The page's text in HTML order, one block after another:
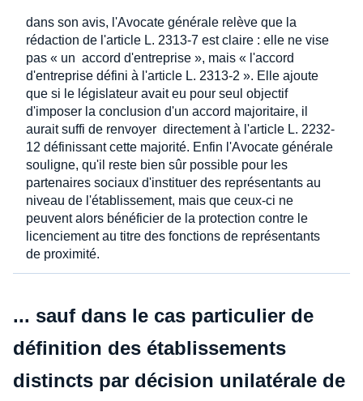
dans son avis, l'Avocate générale relève que la
rédaction de l'article L. 2313-7 est claire : elle ne vise
pas « un accord d'entreprise », mais « l'accord
d'entreprise défini à l'article L. 2313-2 ». Elle ajoute
que si le législateur avait eu pour seul objectif
d'imposer la conclusion d'un accord majoritaire, il
aurait suffi de renvoyer directement à l'article L. 2232-
12 définissant cette majorité. Enfin l'Avocate générale
souligne, qu'il reste bien sûr possible pour les
partenaires sociaux d'instituer des représentants au
niveau de l'établissement, mais que ceux-ci ne
peuvent alors bénéficier de la protection contre le
licenciement au titre des fonctions de représentants
de proximité.
... sauf dans le cas particulier de
définition des établissements
distincts par décision unilatérale de